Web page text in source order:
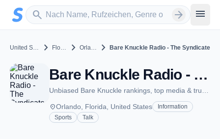
Zum Hauptinhalt springen
search
Sender suchen arrow_forward menu
United States chevron_right Florida chevron_right Orlando chevron_right Bare Knuckle Radio - The Syndicate
Bare Knuckle Radio - The Syndicate - Orlando, FL
placeOrlando, Florida, United States
Information
Sports
Talk